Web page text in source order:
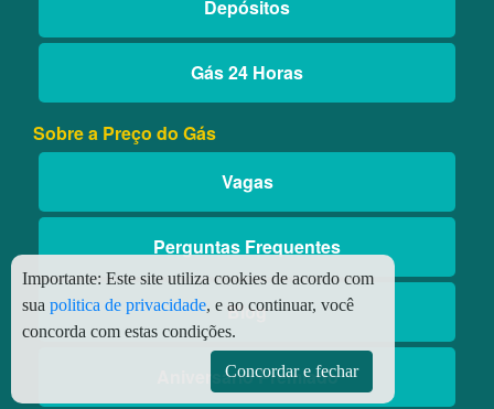
Depósitos
Gás 24 Horas
Sobre a Preço do Gás
Vagas
Perguntas Frequentes
Blog
Aniversário Premiado
Importante: Este site utiliza cookies de acordo com
sua politica de privacidade, e ao continuar, você
concorda com estas condições.
Concordar e fechar